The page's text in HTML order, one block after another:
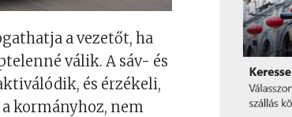
a vezetőt, ha
válik. A sáv- és
és érzékeli,
kormányhoz, nem